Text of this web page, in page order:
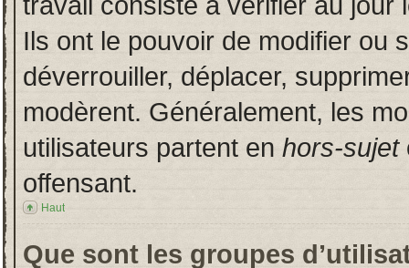
Ils ont le pouvoir de modifier ou
déverrouiller, déplacer,
modèrent. Généralement, les
utilisateurs partent en hors-sujet
offensant.
Haut
Que sont les groupes